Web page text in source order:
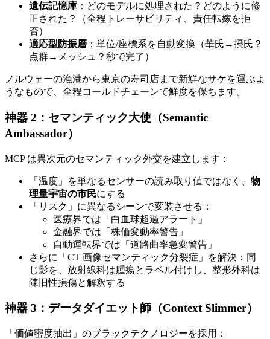
遺伝記憶庫 ：どのモデルに処理された？どのように修
正された？（全程トレーサビリティ、責任転嫁を拒
否）
適応型防振層 ：単位/座標系を自動変換（華氏→摂氏？
点群→メッシュ？秒で完了）
ノルウェーの漁港から東京の寿司店まで新鮮なサケを運ぶよ
うなもので、全程コールドチェーンで鮮度を保ちます。
神器 2： セマンティック大使（Semantic
Ambassador）
MCP は異次元のセマンティック外交を建立します：
「温度」を単なるセンサーの読み取り値ではなく、 物
理量宇宙の市民にする
「リスク」に異なるシーンで変装させる：
医療界では「白血球超過アラート」
金融界では「株価変動率警告」
自動運転界では「道路曲率急変警告」
さらに「CT 画像セマンティック分裂症」を解決：同
じ影を、放射線科は腫瘍とラベル付けし、整形外科は
陳旧性損傷と解釈する
神器 3： データダイエット師（Context Slimmer）
「価値密度抽出」のブラックテクノロジーを採用：